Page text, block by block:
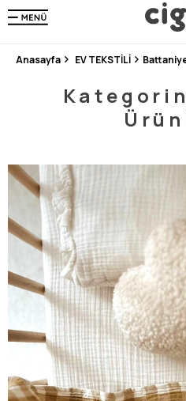
250.000'DEN FAZLA DEĞERLENDİRMEDE 5
3 MİLYONDAN FAZLA MUTLU
Anasayfa EV TEKSTİLİ